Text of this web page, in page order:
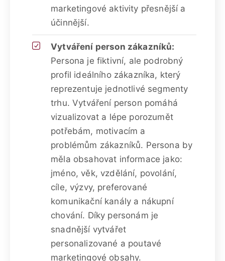
marketingové aktivity přesnější a
účinnější.
Vytváření person zákazníků:
Persona je fiktivní, ale podrobný
profil ideálního zákazníka, který
reprezentuje jednotlivé segmenty
trhu. Vytváření person pomáhá
vizualizovat a lépe porozumět
potřebám, motivacím a
problémům zákazníků. Persona by
měla obsahovat informace jako:
jméno, věk, vzdělání, povolání,
cíle, výzvy, preferované
komunikační kanály a nákupní
chování. Díky personám je
snadnější vytvářet
personalizované a poutavé
marketingové obsahy.